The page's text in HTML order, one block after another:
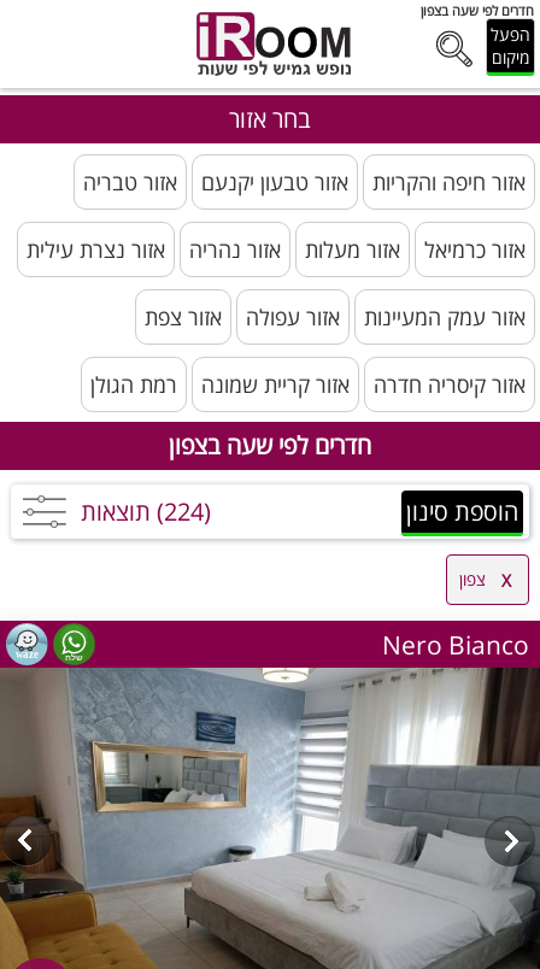
חדרים לפי שעה בצפון
הפעל
מיקום
בחר אזור
אזור חיפה והקריות אזור טבעון יקנעם אזור טבריה
אזור כרמיאל אזור מעלות אזור נהריה אזור נצרת עילית
אזור עמק המעיינות אזור עפולה אזור צפת
אזור קיסריה חדרה אזור קריית שמונה רמת הגולן
חדרים לפי שעה בצפון
הוספת סינון (224) תוצאות
צפון
Nero Bianco